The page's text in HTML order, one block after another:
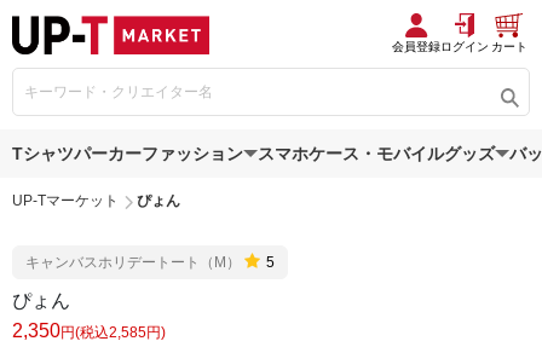
会員登録ログイン カート
Tシャツパーカーファッション スマホケース・モバイルグッズ バ
UP-Tマーケット ぴょん
キャンバスホリデートート（M） 5
ぴょん
2,350円(税込2,585円)